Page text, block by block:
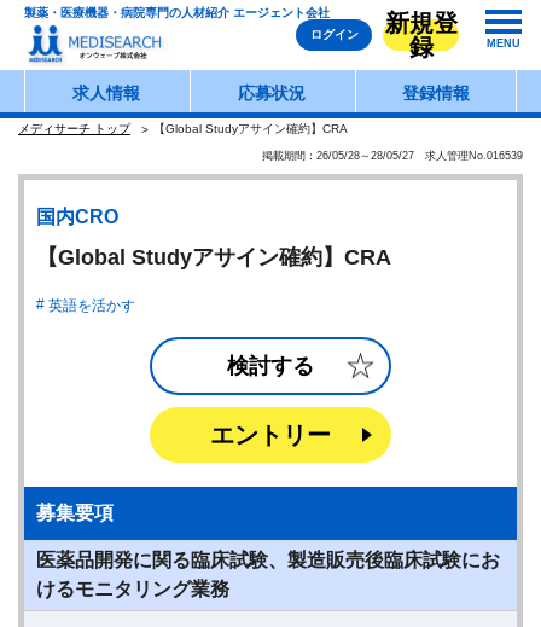
製薬・医療機器・病院専門の人材紹介 エージェント会社
ログイン
新規登
録
MENU
求人情報 応募状況 登録情報
メディサーチ トップ 【Global Studyアサイン確約】CRA
掲載期間：26/05/28～28/05/27 求人管理No.016539
国内CRO
【Global Studyアサイン確約】CRA
英語を活かす
検討する
エントリー
募集要項
医薬品開発に関る臨床試験、製造販売後臨床試験にお
けるモニタリング業務